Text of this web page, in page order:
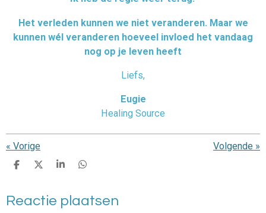
Het verleden kunnen we niet veranderen. Maar we
kunnen wél veranderen hoeveel invloed het vandaag
nog op je leven heeft
Liefs,
Eugie
Healing Source
« Vorige Volgende »
D
e
D
l
S
r
e
D
e
Reactie plaatsen